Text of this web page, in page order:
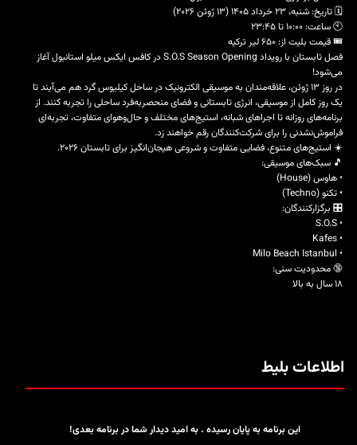
🗓️ تاریخ: شنبه، ۲۳ خرداد ۱۴۰۵ (۱۳ ژوئن ۲۰۲۶)
🕙 ساعت: ۱۰:۰۰ تا ۲۳:۴۵
🎟️ قیمت بلیت از: ۶۵۰ لیر ترکیه
فصل تابستان با رویداد S.O.S Season Opening در کافس ایکس میلو استانبول آغاز
می‌شود!
در روز ۱۳ ژوئن، علاقه‌مندان به موسیقی الکترونیک در ساحل کیلیوس گرد هم می‌آیند تا
یک روز کامل از موسیقی، انرژی تابستانی و فضای منحصربه‌فرد ساحلی را تجربه کنند. از
برنامه‌های روزانه تا اجراهای شبانه، استیج‌های مختلف و حال‌وهوای متفاوت، تجربه‌ای
فراموش‌نشدنی را برای شرکت‌کنندگان رقم خواهند زد.
☀️ استیج‌های متنوع، فضایی متفاوت و شروعی هیجان‌انگیز برای تابستان ۲۰۲۶.
🎵 سبک‌های موسیقی:
• هاوس (House)
• تکنو (Techno)
🎛️ برگزارکنندگان:
• S.O.S
• Kafes
• Milo Beach Istanbul
🔞 محدودیت سنی:
۱۸ سال به بالا
اطلاعات بلیط
این برنامه به پایان رسیده . به امید دیدار شما در برنامه بعدی!